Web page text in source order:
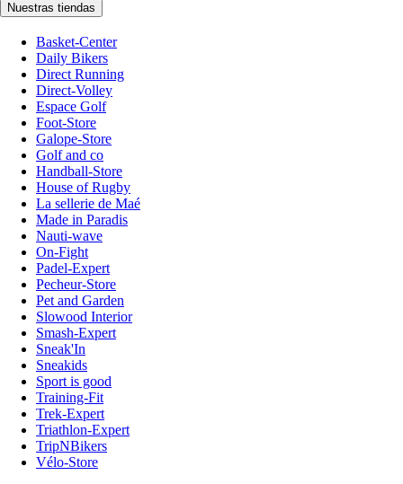
Nuestras tiendas
Basket-Center
Daily Bikers
Direct Running
Direct-Volley
Espace Golf
Foot-Store
Galope-Store
Golf and co
Handball-Store
House of Rugby
La sellerie de Maé
Made in Paradis
Nauti-wave
On-Fight
Padel-Expert
Pecheur-Store
Pet and Garden
Slowood Interior
Smash-Expert
Sneak'In
Sneakids
Sport is good
Training-Fit
Trek-Expert
Triathlon-Expert
TripNBikers
Vélo-Store